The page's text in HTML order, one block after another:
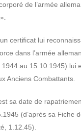
de l’ar­mée
certi­fi­cat lui
dans l’ar­mée
au 15.10.1945) lui
Anciens Combat­tants.
sa date de
(d’après sa Fiche
1.12.45).